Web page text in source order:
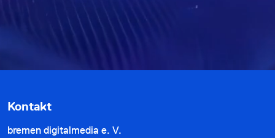
Kontakt
bremen digitalmedia e. V.